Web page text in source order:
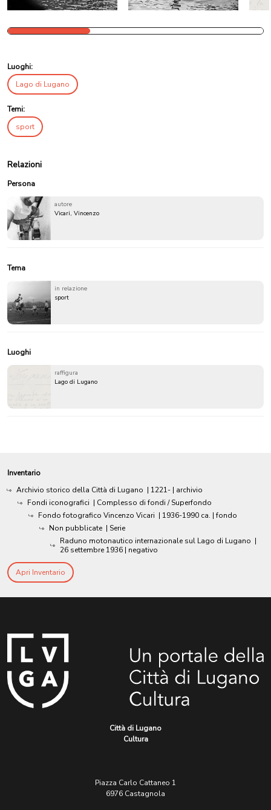
Luoghi:
Lago di Lugano
Temi:
sport
Relazioni
Persona
autore
Vicari, Vincenzo
Tema
in relazione
sport
Luoghi
raffigura
Lago di Lugano
Inventario
Archivio storico della Città di Lugano | 1221- | archivio
Fondi iconografici | Complesso di fondi / Superfondo
Fondo fotografico Vincenzo Vicari | 1936-1990 ca. | fondo
Non pubblicate | Serie
Raduno motonautico internazionale sul Lago di Lugano |
26 settembre 1936 | negativo
Apri Inventario
Città di Lugano
Cultura
Piazza Carlo Cattaneo 1
6976 Castagnola